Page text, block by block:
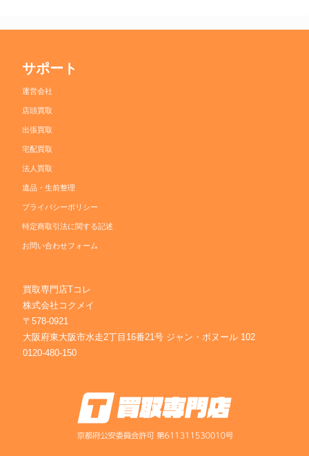
サポート
運営会社
店頭買取
出張買取
宅配買取
法人買取
遺品・生前整理
プライバシーポリシー
特定商取引法に関する記述
お問い合わせフォーム
買取専門店Tコレ
株式会社コクメイ
〒578-0921
大阪府東大阪市水走2丁目16番21号 ジャン・ボヌール 102
0120-480-150